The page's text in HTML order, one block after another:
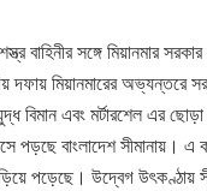
বাহিনীর সঙ্গে মিয়ানমার
মিয়ানমারের অভ্যন্তরে
বিমান এবং মর্টারশেল এর
পড়ছে বাংলাদেশ সীমানায়। এ
পড়েছে। উদ্বেগ উৎকণ্ঠায়